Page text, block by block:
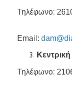
Τηλέφωνο:
Email:
Τηλέφωνο: